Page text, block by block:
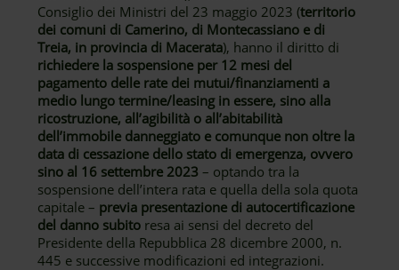
Consiglio dei Ministri del 23 maggio 2023 (territorio
dei comuni di Camerino, di Montecassiano e di
Treia, in provincia di Macerata), hanno il diritto di
richiedere la sospensione per 12 mesi del
pagamento delle rate dei mutui/finanziamenti a
medio lungo termine/leasing in essere, sino alla
ricostruzione, all’agibilità o all’abitabilità
dell’immobile danneggiato e comunque non oltre la
data di cessazione dello stato di emergenza, ovvero
sino al 16 settembre 2023 – optando tra la
sospensione dell’intera rata e quella della sola quota
capitale – previa presentazione di autocertificazione
del danno subito resa ai sensi del decreto del
Presidente della Repubblica 28 dicembre 2000, n.
445 e successive modificazioni ed integrazioni.